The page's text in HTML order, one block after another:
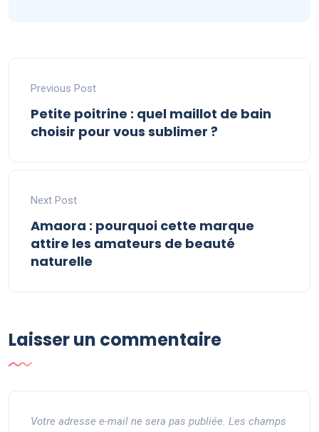
Previous Post
Petite poitrine : quel maillot de bain
choisir pour vous sublimer ?
Next Post
Amaora : pourquoi cette marque
attire les amateurs de beauté
naturelle
Laisser un commentaire
Votre adresse e-mail ne sera pas publiée. Les champs